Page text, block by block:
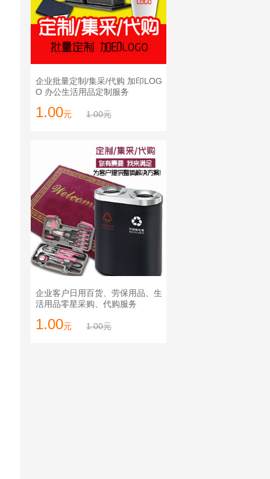
企业批量定制/集采/代购 加印LOG
O 办公生活用品定制服务
1.00元 1.00元
企业客户日用百货、劳保用品、生
活用品零星采购、代购服务
1.00元 1.00元